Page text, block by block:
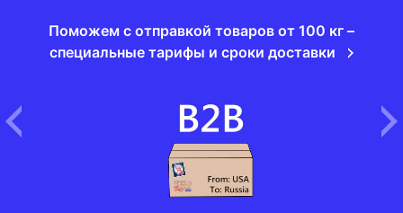
Поможем с отправкой товаров от 100 кг –
специальные тарифы и сроки доставки